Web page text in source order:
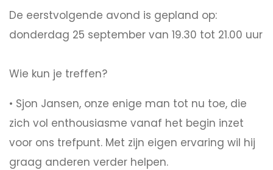
De eerstvolgende avond is gepland op:
donderdag 25 september van 19.30 tot 21.00 uur
Wie kun je treffen?
• Sjon Jansen, onze enige man tot nu toe, die
zich vol enthousiasme vanaf het begin inzet
voor ons trefpunt. Met zijn eigen ervaring wil hij
graag anderen verder helpen.